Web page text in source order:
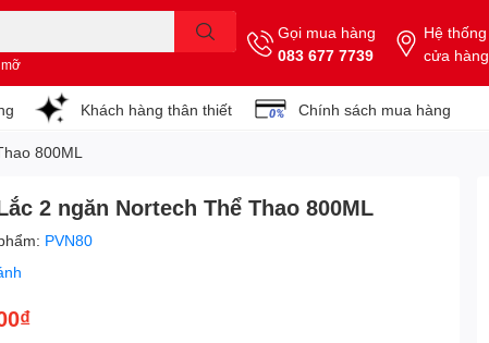
Gọi mua hàng
083 677 7739
Hệ thống
cửa hàng
Khách hàng thân thiết Chính sách mua hàng
800ML
2 ngăn Nortech Thể Thao 800ML
PVN80